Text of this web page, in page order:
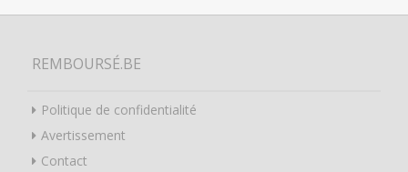
REMBOURSÉ.BE
Politique de confidentialité
Avertissement
Contact